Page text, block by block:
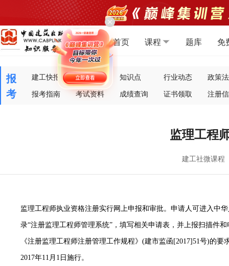
首页 课程 题库 免
报
考
建工快报 考试资讯 知识点 行业动态
政策
报考指南
考试资料 成绩查询 证书领取 注册
监理工程
建工社微课程
监理工程师执业资格注册实行网上申报和审批。申请人可进入中
录“注册监理工程师管理系统”，填写相关申请表，并上报扫描件
《注册监理工程师注册管理工作规程》(建市监函[2017]51号)的
2017年11月1日施行。